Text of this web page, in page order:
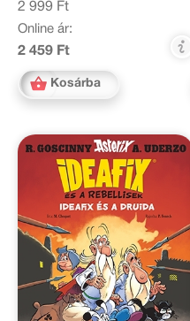
2 999 Ft
Online ár:
2 459 Ft
Kosárba